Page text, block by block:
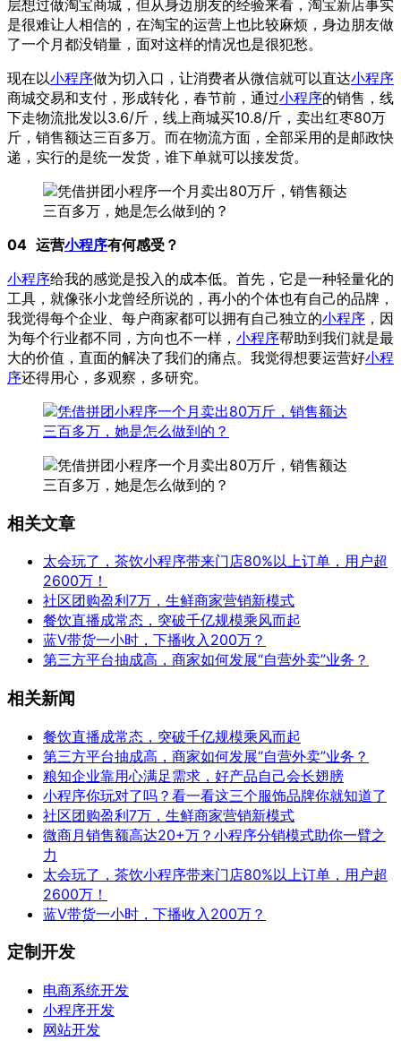
层想过做淘宝商城，但从身边朋友的经验来看，淘宝新店事实
是很难让人相信的，在淘宝的运营上也比较麻烦，身边朋友做
了一个月都没销量，面对这样的情况也是很犯愁。
现在以小程序做为切入口，让消费者从微信就可以直达小程序
商城交易和支付，形成转化，春节前，通过小程序的销售，线
下走物流批发以3.6/斤，线上商城买10.8/斤，卖出红枣80万
斤，销售额达三百多万。而在物流方面，全部采用的是邮政快
递，实行的是统一发货，谁下单就可以接发货。
04 运营小程序有何感受？
小程序给我的感觉是投入的成本低。首先，它是一种轻量化的
工具，就像张小龙曾经所说的，再小的个体也有自己的品牌，
我觉得每个企业、每户商家都可以拥有自己独立的小程序 ，因
为每个行业都不同，方向也不一样， 小程序帮助到我们就是最
大的价值，直面的解决了我们的痛点。我觉得想要运营好小程
序还得用心，多观察，多研究。
相关文章
太会玩了，茶饮小程序带来门店80%以上订单，用户超
2600万！
社区团购盈利7万，生鲜商家营销新模式
餐饮直播成常态，突破千亿规模乘风而起
蓝V带货一小时，下播收入200万？
第三方平台抽成高，商家如何发展“自营外卖”业务？
相关新闻
餐饮直播成常态，突破千亿规模乘风而起
第三方平台抽成高，商家如何发展“自营外卖”业务？
粮知企业靠用心满足需求，好产品自己会长翅膀
小程序你玩对了吗？看一看这三个服饰品牌你就知道了
社区团购盈利7万，生鲜商家营销新模式
微商月销售额高达20+万？小程序分销模式助你一臂之
力
太会玩了，茶饮小程序带来门店80%以上订单，用户超
2600万！
蓝V带货一小时，下播收入200万？
定制开发
电商系统开发
小程序开发
网站开发